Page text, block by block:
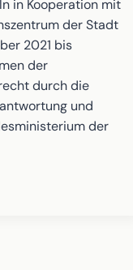
in Kooperation mit
der Stadt
2021 bis
der
durch die
und
der